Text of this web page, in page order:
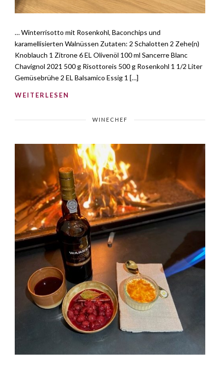
… Winterrisotto mit Rosenkohl, Baconchips und
karamellisierten Walnüssen Zutaten: 2 Schalotten 2 Zehe(n)
Knoblauch 1 Zitrone 6 EL Olivenöl 100 ml Sancerre Blanc
Chavignol 2021 500 g Risottoreis 500 g Rosenkohl 1 1/2 Liter
Gemüsebrühe 2 EL Balsamico Essig 1 […]
WEITERLESEN
WINECHEF